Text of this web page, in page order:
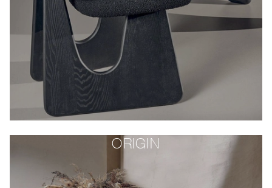
ORIGIN